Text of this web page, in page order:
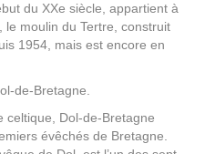
du XXe siècle, appartient à
moulin du Tertre, construit
1954, mais est encore en
de-Bretagne.
celtique, Dol-de-Bretagne
évêchés de Bretagne.